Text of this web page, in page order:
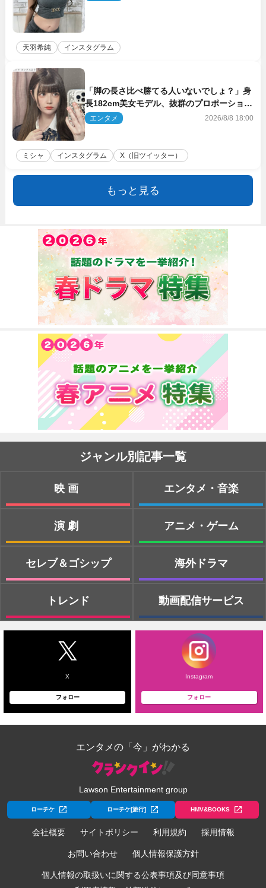
天羽希純 インスタグラム
「脚の長さ比べ勝てる人いないでしょ？」身
長182cm美女モデル、抜群のプロポーション
にネット衝撃
エンタメ 2026/8/8 18:00
ミシャ インスタグラム X（旧ツイッター）
もっと見る
ジャンル別記事一覧
映画
演劇
セレブ＆ゴシップ
トレンド
エンタメ・音楽
アニメ・ゲーム
海外ドラマ
動画配信サービス
X
フォロー
Instagram
フォロー
エンタメの「今」がわかる
Lawson Entertainment group
ローチケ ローチケ[旅行] HMV&BOOKS
会社概要 サイトポリシー 利用規約 採用情報
お問い合わせ 個人情報保護方針
個人情報の取扱いに関する公表事項及び同意事項